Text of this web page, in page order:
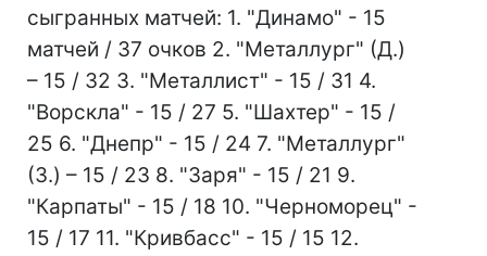
сыгранных матчей: 1. "Динамо" - 15
матчей / 37 очков 2. "Металлург" (Д.)
– 15 / 32 3. "Металлист" - 15 / 31 4.
"Ворскла" - 15 / 27 5. "Шахтер" - 15 /
25 6. "Днепр" - 15 / 24 7. "Металлург"
(З.) – 15 / 23 8. "Заря" - 15 / 21 9.
"Карпаты" - 15 / 18 10. "Черноморец" -
15 / 17 11. "Кривбасс" - 15 / 15 12.